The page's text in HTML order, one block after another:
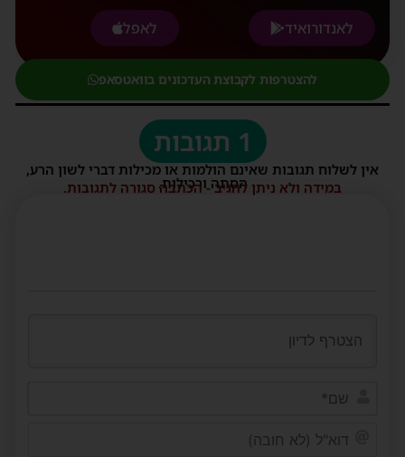
לאנדורואיד לאפל
להצטרפות לקבוצת העדכונים בוואטסאפ
1 תגובות
אין לשלוח תגובות שאינם הולמות או מכילות דברי לשון הרע,
הסתה ורכילות.
במידה ולא ניתן להגיב - הכתבה סגורה לתגובות.